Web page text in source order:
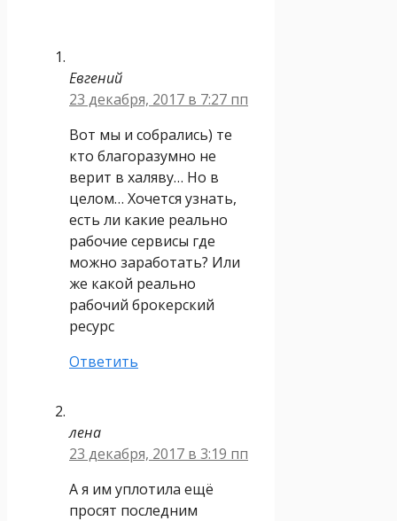
Евгений
23 декабря, 2017 в 7:27 пп
Вот мы и собрались) те
кто благоразумно не
верит в халяву… Но в
целом… Хочется узнать,
есть ли какие реально
рабочие сервисы где
можно заработать? Или
же какой реально
рабочий брокерский
ресурс
Ответить
лена
23 декабря, 2017 в 3:19 пп
А я им уплотила ещё
просят последним